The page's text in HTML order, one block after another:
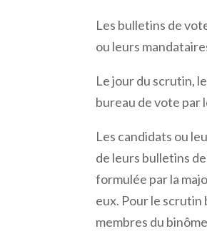
Les bulletins de
ou leurs
Le jour du scrutin,
bureau de vote par
Les candidats ou
de leurs bulletins
formulée par la
eux. Pour le
membres du binôme